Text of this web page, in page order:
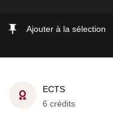
Ajouter à la sélection
ECTS
6 crédits